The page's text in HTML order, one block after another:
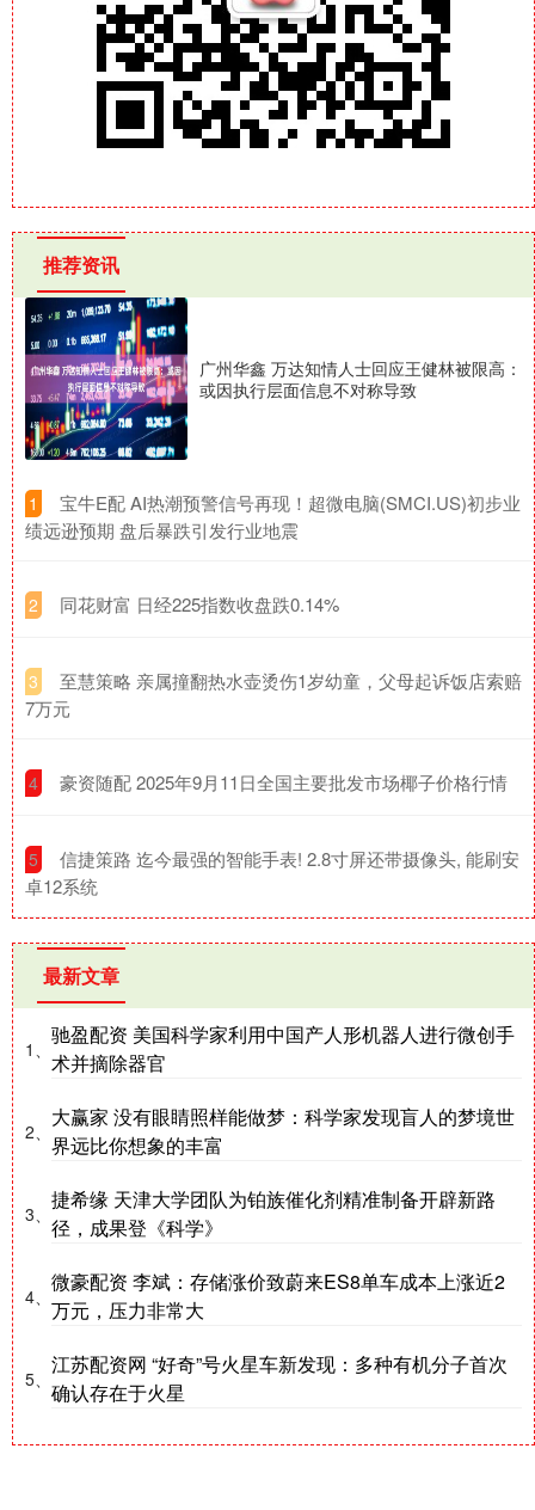
推荐资讯
广州华鑫 万达知情人士回应王健林被限高：
或因执行层面信息不对称导致
1
​宝牛E配 AI热潮预警信号再现！超微电脑(SMCI.US)初步业
绩远逊预期 盘后暴跌引发行业地震
2 ​同花财富 日经225指数收盘跌0.14%
3
​至慧策略 亲属撞翻热水壶烫伤1岁幼童，父母起诉饭店索赔
7万元
4 ​豪资随配 2025年9月11日全国主要批发市场椰子价格行情
5
​信捷策路 迄今最强的智能手表! 2.8寸屏还带摄像头, 能刷安
卓12系统
最新文章
1、
驰盈配资 美国科学家利用中国产人形机器人进行微创手
术并摘除器官
2、
大赢家 没有眼睛照样能做梦：科学家发现盲人的梦境世
界远比你想象的丰富
3、
捷希缘 天津大学团队为铂族催化剂精准制备开辟新路
径，成果登《科学》
4、
微豪配资 李斌：存储涨价致蔚来ES8单车成本上涨近2
万元，压力非常大
5、
江苏配资网 “好奇”号火星车新发现：多种有机分子首次
确认存在于火星